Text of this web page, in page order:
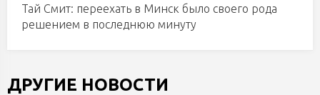
Тай Смит: переехать в Минск было своего рода
решением в последнюю минуту
ДРУГИЕ НОВОСТИ